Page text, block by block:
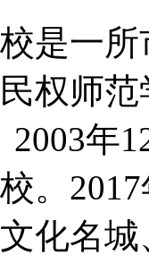
是一
权师
2003
。
化名